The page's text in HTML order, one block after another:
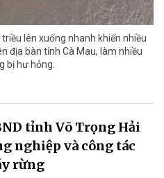
lên xuống nhanh khiến nhiều
địa bàn tỉnh Cà Mau, làm nhiều
bị hư hỏng.
tỉnh Võ Trọng Hải
nghiệp và công tác
rừng